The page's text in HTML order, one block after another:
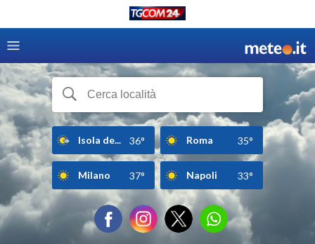
Isola de... 36° Roma 35°
Milano 37° Napoli 33°